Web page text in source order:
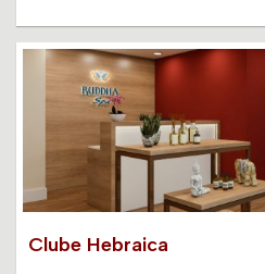
Clube Hebraica